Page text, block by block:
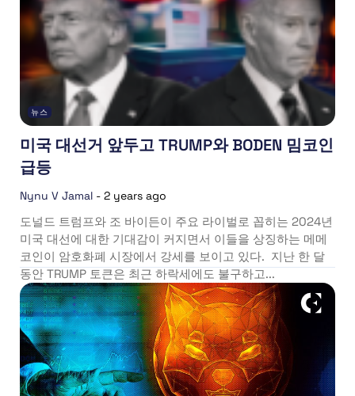
뉴스
미국 대선거 앞두고 TRUMP와 BODEN 밈코인
급등
Nynu V Jamal - 2 years ago
도널드 트럼프와 조 바이든이 주요 라이벌로 꼽히는 2024년
미국 대선에 대한 기대감이 커지면서 이들을 상징하는 메메
코인이 암호화폐 시장에서 강세를 보이고 있다. 지난 한 달
동안 TRUMP 토큰은 최근 하락세에도 불구하고...